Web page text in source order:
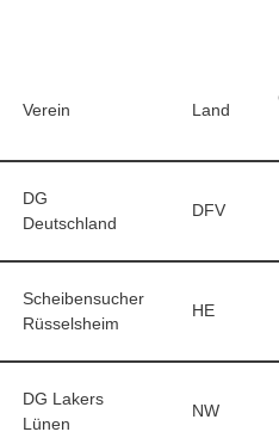
Verein Land
DG
Deutschland
DFV
Scheibensucher
Rüsselsheim
HE
DG Lakers
Lünen
NW